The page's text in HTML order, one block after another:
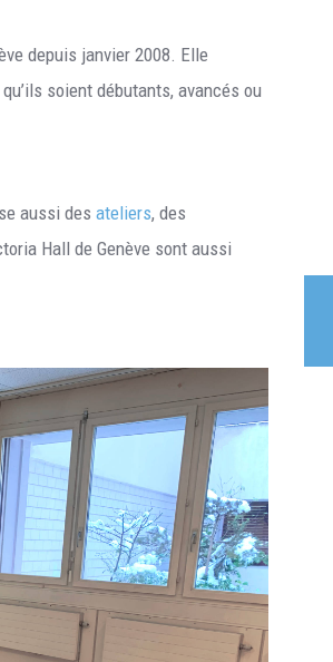
depuis janvier 2008. Elle
soient débutants, avancés ou
aussi des ateliers, des
Hall de Genève sont aussi